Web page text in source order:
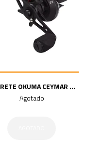
OKUMA CEYMAR ...
Agotado